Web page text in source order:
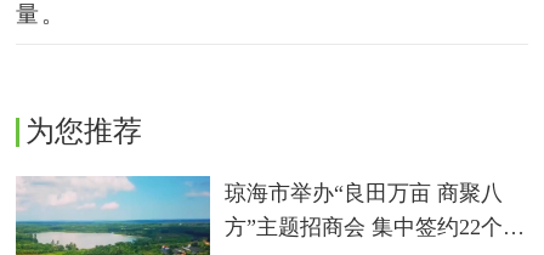
量。
为您推荐
琼海市举办“良田万亩 商聚八
方”主题招商会 集中签约22个农